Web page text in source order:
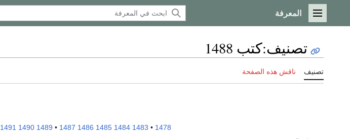
القائمة الرئيسية
المعرفة
تصنيف:كتب 1488
تصنيف ناقش هذه الصفحة
1478
•
1483
1484
1485
1486
1487
•
1489
1490
1491